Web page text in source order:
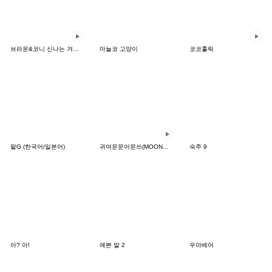
마늘코 고양이 코코홀릭
팥G (한국어/일본어) 귀여운문어문쓰(MOONS)(KOR-THAI) 숙주 9
아? 아! 예쁜 말 2 우아베어